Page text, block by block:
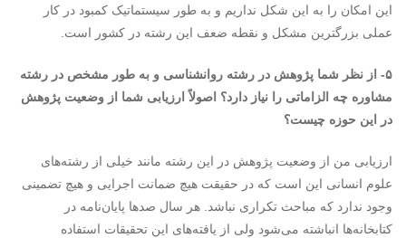
این امکان را به این شکل نداریم و به طور سیستماتیک کمبود در کار
عملی بزرگترین مشکل و نقطه ضعف این رشته در کشور است.
۵- از نظر شما پژوهش در رشته روانشناسی و به طور مشخص در رشته
مشاوره چه الزاماتی را نیاز دارد؟ اصولاً ارزیابی شما از وضعیت پژوهش
در این حوزه چیست؟
ارزیابی من از وضعیت پژوهش در این رشته مانند خیلی از رشته‌های
علوم انسانی این است که در حقیقت هیچ ضمانت اجرایی و هیچ تضمینی
وجود ندارد که مباحث تکراری نباشد. هر سال صدها پایان‌نامه در
کتابخانه‌ها انباشته می‌شود ولی از یافته‌های این تحقیقات استفاده